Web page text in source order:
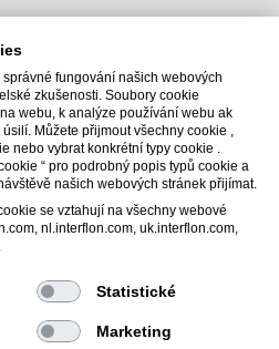
fungování našich webových
zkušenosti. Soubory cookie
webu, k analýze používání webu ak
Můžete přijmout všechny cookie ,
nebo vybrat konkrétní typy cookie .
“ pro podrobný popis typů cookie a
našich webových stránek přijímat.
se vztahují na všechny webové
nl.interflon.com, uk.interflon.com,
Statistické
Marketing